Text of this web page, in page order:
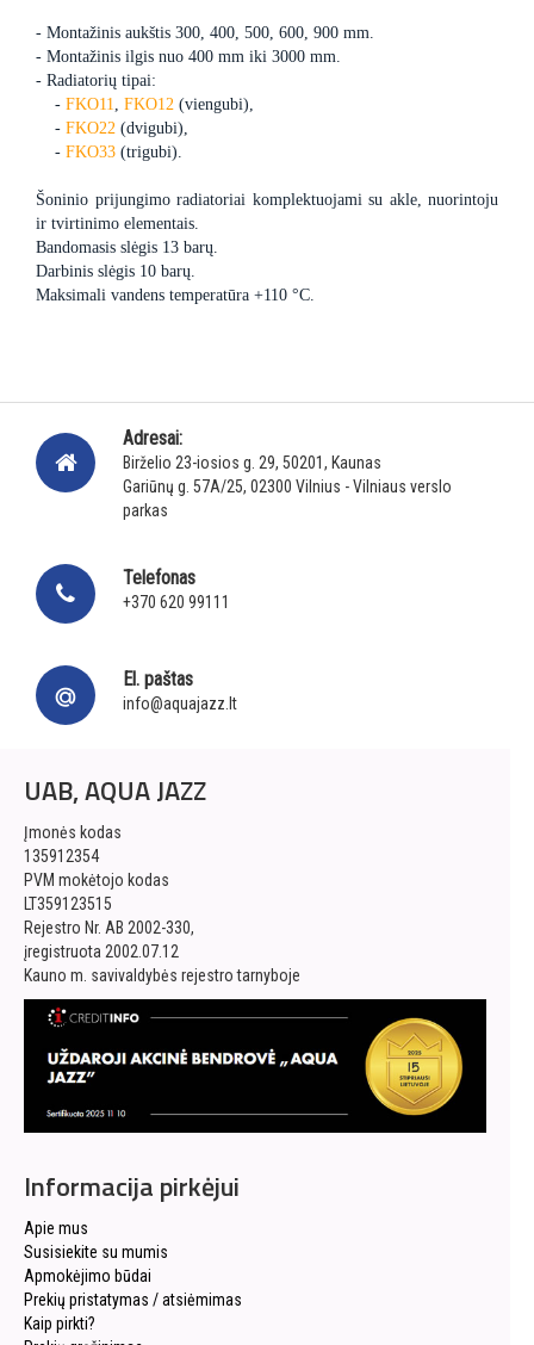
- Montažinis aukštis 300, 400, 500, 600, 900 mm.
- Montažinis ilgis nuo 400 mm iki 3000 mm.
- Radiatorių tipai:
- FKO11, FKO12 (viengubi),
- FKO22 (dvigubi),
- FKO33 (trigubi).
Šoninio prijungimo radiatoriai komplektuojami su akle, nuorintoju
ir tvirtinimo elementais.
Bandomasis slėgis 13 barų.
Darbinis slėgis 10 barų.
Maksimali vandens temperatūra +110 °C.
Adresai:
Birželio 23-iosios g. 29, 50201, Kaunas
Gariūnų g. 57A/25, 02300 Vilnius - Vilniaus verslo
parkas
Telefonas
+370 620 99111
El. paštas
info@aquajazz.lt
UAB, AQUA JAZZ
Įmonės kodas
135912354
PVM mokėtojo kodas
LT359123515
Rejestro Nr. AB 2002-330,
įregistruota 2002.07.12
Kauno m. savivaldybės rejestro tarnyboje
Informacija pirkėjui
Apie mus
Susisiekite su mumis
Apmokėjimo būdai
Prekių pristatymas / atsiėmimas
Kaip pirkti?